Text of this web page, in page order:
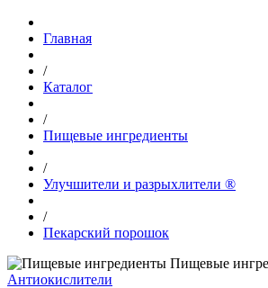
Главная
/
Каталог
/
Пищевые ингредиенты
/
Улучшители и разрыхлители ®
/
Пекарский порошок
Пищевые
Антиокислители